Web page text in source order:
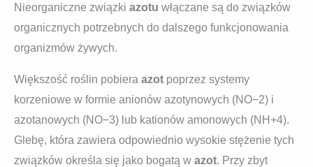
Nieorganiczne związki azotu włączane są do związków
organicznych potrzebnych do dalszego funkcjonowania
organizmów żywych.
Większość roślin pobiera azot poprzez systemy
korzeniowe w formie anionów azotynowych (NO−2) i
azotanowych (NO−3) lub kationów amonowych (NH+4).
Glebę, która zawiera odpowiednio wysokie stężenie tych
związków określa się jako bogatą w azot. Przy zbyt